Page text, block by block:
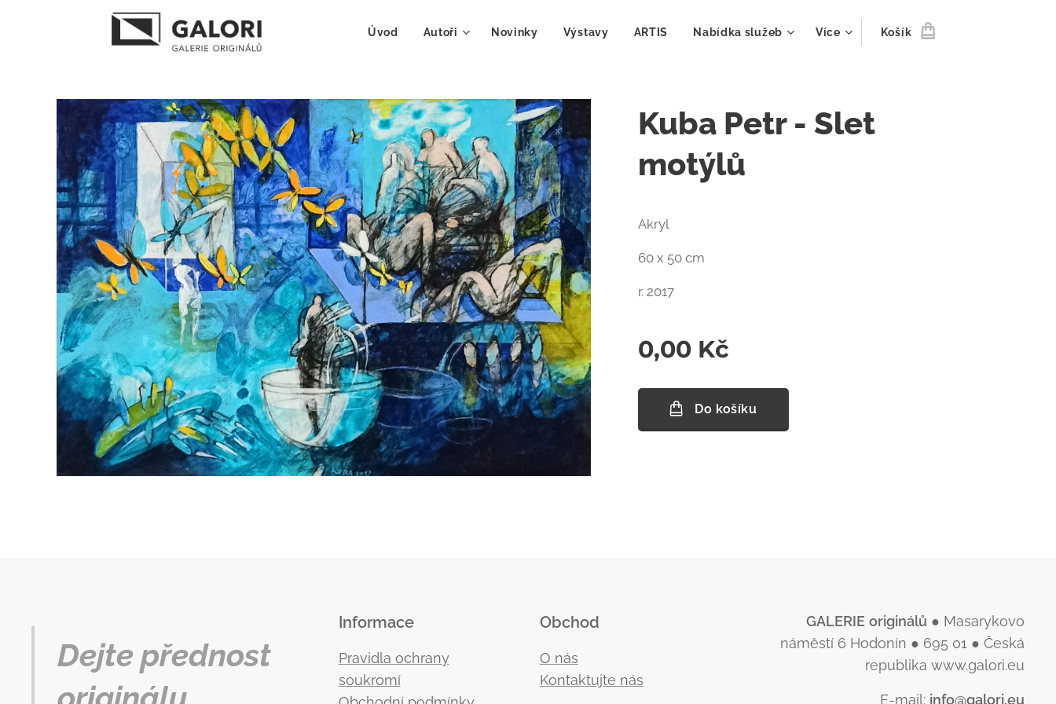
Úvod Autoři Novinky Výstavy ARTIS Nabídka služeb Více Košík
Kuba Petr - Slet
motýlů
Akryl
60 x 50 cm
r. 2017
0,00 Kč
Do košíku
Dejte přednost
Informace
Pravidla ochrany
soukromí
Obchod
O nás
Kontaktujte nás
GALERIE originálů ● Masarykovo
náměstí 6 Hodonín ● 695 01 ● Česká
republika www.galori.eu
E-mail: info@galori.eu